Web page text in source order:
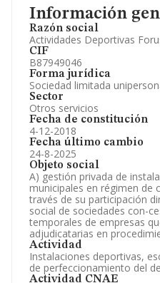
Información
Razón social
Actividades Deportivas
CIF
B87949046
Forma jurídica
Sociedad limitada
Sector
Otros servicios
Fecha de constitución
4-12-2018
Fecha último cambio
24-8-2025
Objeto social
A) gestión privada de
municipales en régimen de
través de su participación
social de sociedades con-
temporales de empresas
adjudicatarias en
Actividad
Instalaciones deportivas,
de perfeccionamiento del
Actividad CNAE
Información oficial y